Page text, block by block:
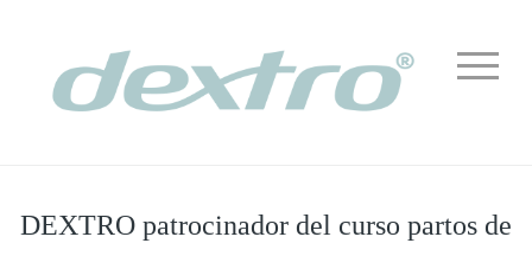
DEXTRO patrocinador del curso partos de